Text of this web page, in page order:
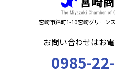
宮崎市錦町1-10 宮崎グリーン
お問い合わせはお
0985-